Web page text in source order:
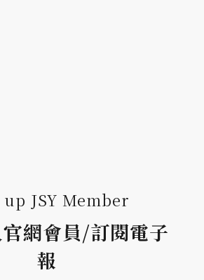
JSY Member
網會員/訂閱電子
報